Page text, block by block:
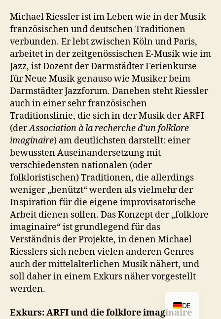
Michael Riessler ist im Leben wie in der Musik
französischen und deutschen Traditionen
verbunden. Er lebt zwischen Köln und Paris,
arbeitet in der zeitgenössischen E-Musik wie im
Jazz, ist Dozent der Darmstädter Ferienkurse
für Neue Musik genauso wie Musiker beim
Darmstädter Jazzforum. Daneben steht Riessler
auch in einer sehr französischen
Traditionslinie, die sich in der Musik der ARFI
(derAssociation à la recherche d’un folklore
imaginaire) am deutlichsten darstellt: einer
bewussten Auseinandersetzung mit
verschiedensten nationalen (oder
folkloristischen) Traditionen, die allerdings
weniger „benützt“ werden als vielmehr der
Inspiration für die eigene improvisatorische
Arbeit dienen sollen. Das Konzept der „folklore
imaginaire“ ist grundlegend für das
Verständnis der Projekte, in denen Michael
Riesslers sich neben vielen anderen Genres
auch der mittelalterlichen Musik nähert, und
soll daher in einem Exkurs näher vorgestellt
werden.
Exkurs: ARFI und die folklore imaginaire
DE